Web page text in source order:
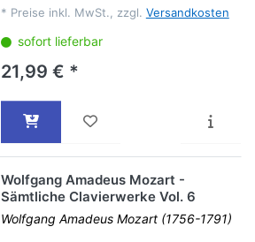
* Preise inkl. MwSt., zzgl. Versandkosten
sofort lieferbar
21,99 € *
Wolfgang Amadeus Mozart -
Sämtliche Clavierwerke Vol. 6
Wolfgang Amadeus Mozart (1756-1791)